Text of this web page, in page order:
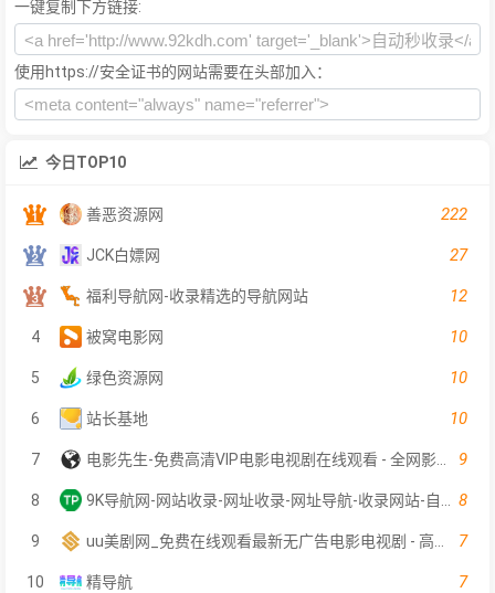
一键复制下方链接:
使用https://安全证书的网站需要在头部加入：
今日TOP10
善恶资源网 222
JCK白嫖网 27
福利导航网-收录精选的导航网站 12
4 被窝电影网 10
5 绿色资源网 10
6 站长基地 10
7 9
8 8
9 7
10 精导航 7